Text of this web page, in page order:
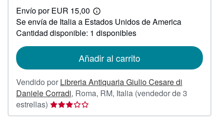
33,00
Envío por EUR 15,00
Más
información
sobre
las
envío
Se envía de Italia a Estados Unidos de America
Cantidad disponible: 1 disponibles
Añadir al carrito
Vendido por Libreria Antiquaria Giulio Cesare di
Daniele Corradi, Roma, RM, Italia (vendedor de 3
estrellas) Calificación
del